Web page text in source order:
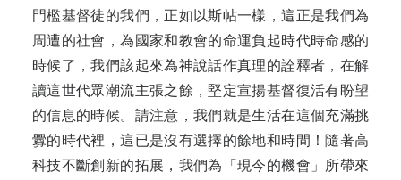
門檻基督徒的我們，正如以斯帖一樣，這正是我們為
周遭的社會，為國家和教會的命運負起時代時命感的
時候了，我們該起來為神說話作真理的詮釋者，在解
讀這世代眾潮流主張之餘，堅定宣揚基督復活有盼望
的信息的時候。請注意，我們就是生活在這個充滿挑
釁的時代裡，這已是沒有選擇的餘地和時間！隨著高
科技不斷創新的拓展，我們為「現今的機會」所帶來